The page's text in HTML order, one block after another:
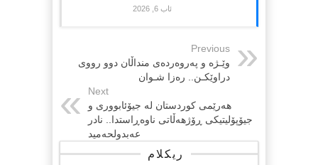
ئاب 6, 2026
Previous
وێـژە و پەروەردەی منداڵان دوو رووی
دراوێکـن.. رەزا شـوان
Next
هەرێمی کوردستان لە جیۆئابووری و
جیۆپۆلیتیکی ڕۆژهەڵاتی ناوەڕاستدا.. نادر
عەبدولحەمید
ریکلام